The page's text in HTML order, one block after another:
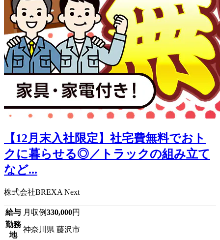
【12月末入社限定】社宅費無料でおト
クに暮らせる◎／トラックの組み立て
など...
株式会社BREXA Next
給与 月収例330,000円
勤務
地
神奈川県 藤沢市